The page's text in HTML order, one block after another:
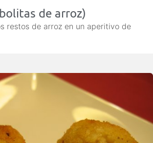
de arroz)
restos de arroz en un aperitivo de